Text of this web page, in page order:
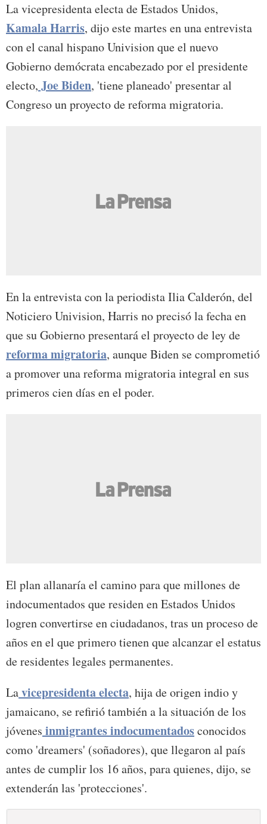
La vicepresidenta electa de Estados Unidos,
Kamala Harris, dijo este martes en una entrevista
con el canal hispano Univision que el nuevo
Gobierno demócrata encabezado por el presidente
electo, Joe Biden, 'tiene planeado' presentar al
Congreso un proyecto de reforma migratoria.
En la entrevista con la periodista Ilia Calderón, del
Noticiero Univision, Harris no precisó la fecha en
que su Gobierno presentará el proyecto de ley de
reforma migratoria, aunque Biden se comprometió
a promover una reforma migratoria integral en sus
primeros cien días en el poder.
El plan allanaría el camino para que millones de
indocumentados que residen en Estados Unidos
logren convertirse en ciudadanos, tras un proceso de
años en el que primero tienen que alcanzar el estatus
de residentes legales permanentes.
Lavicepresidenta electa, hija de origen indio y
jamaicano, se refirió también a la situación de los
jóvenes inmigrantes indocumentadosconocidos
como 'dreamers' (soñadores), que llegaron al país
antes de cumplir los 16 años, para quienes, dijo, se
extenderán las 'protecciones'.